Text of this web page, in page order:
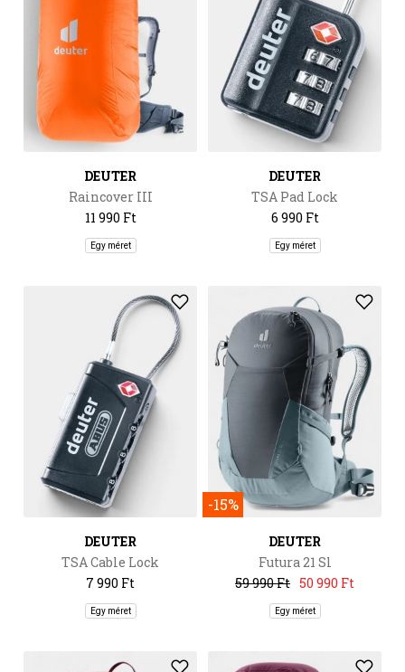
DEUTER
Raincover III
11 990 Ft
Egy méret
DEUTER
TSA Pad Lock
6 990 Ft
Egy méret
DEUTER
TSA Cable Lock
7 990 Ft
Egy méret
-15%
DEUTER
Futura 21 Sl
59 990 Ft 50 990 Ft
Egy méret